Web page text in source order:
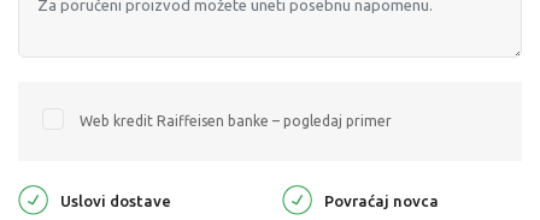
Web kredit Raiffeisen banke – pogledaj primer
Uslovi dostave Povraćaj novca